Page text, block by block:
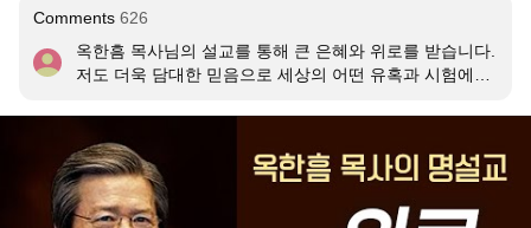
Comments 626
옥한흠 목사님의 설교를 통해 큰 은혜와 위로를 받습니다.
저도 더욱 담대한 믿음으로 세상의 어떤 유혹과 시험에도
살아가겠습니다 🙏